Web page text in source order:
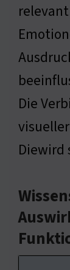
Die
Diewird